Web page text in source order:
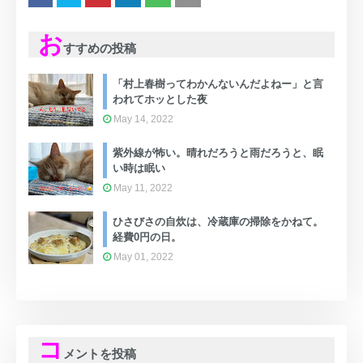
おすすめの投稿
「村上春樹ってわかんないんだよねー」と言
われてホッとした夜
May 14, 2022
紫外線が怖い。晴れだろうと雨だろうと、眠
い時は眠い
May 11, 2022
ひさびさの自炊は、冷蔵庫の掃除をかねて。
経費0円の日。
May 01, 2022
コ メントを投稿